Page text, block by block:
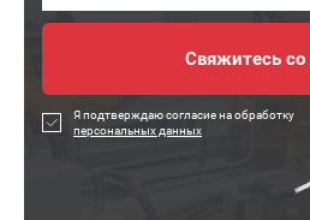
Я подтверждаю согласие на обработку
персональных данных